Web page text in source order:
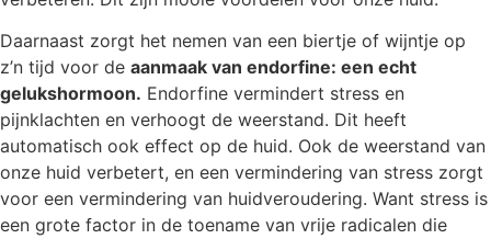
Daarnaast zorgt het nemen van een biertje of wijntje op
z’n tijd voor de aanmaak van endorfine: een echt
gelukshormoon. Endorfine vermindert stress en
pijnklachten en verhoogt de weerstand. Dit heeft
automatisch ook effect op de huid. Ook de weerstand van
onze huid verbetert, en een vermindering van stress zorgt
voor een vermindering van huidveroudering. Want stress is
een grote factor in de toename van vrije radicalen die